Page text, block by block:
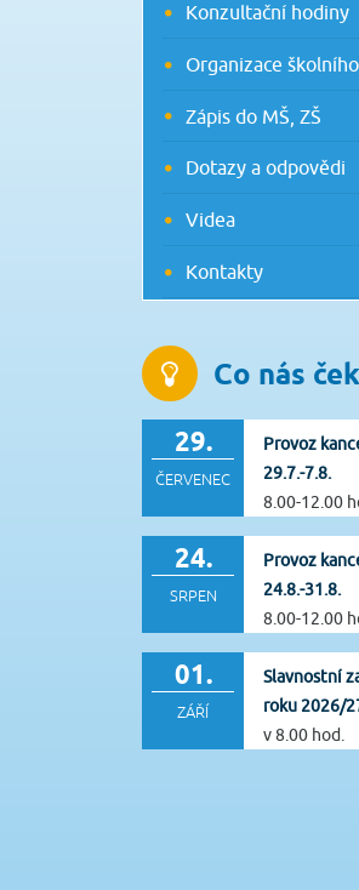
Konzultační hodiny
Organizace
Zápis do MŠ, ZŠ
Dotazy a odpovědi
Videa
Kontakty
Co nás
29.
ČERVENEC
Provoz
29.7.-7.8.
8.00-12.00
24.
SRPEN
Provoz
24.8.-31.8.
8.00-12.00
01.
ZÁŘÍ
Slavnostní
roku 2026/
v 8.00 hod.